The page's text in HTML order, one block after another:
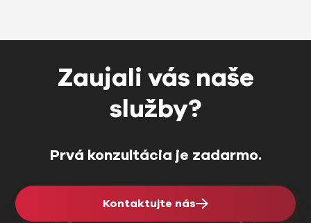
Zaujali vás naše
služby?
Prvá konzultácia je zadarmo.
Kontaktujte nás